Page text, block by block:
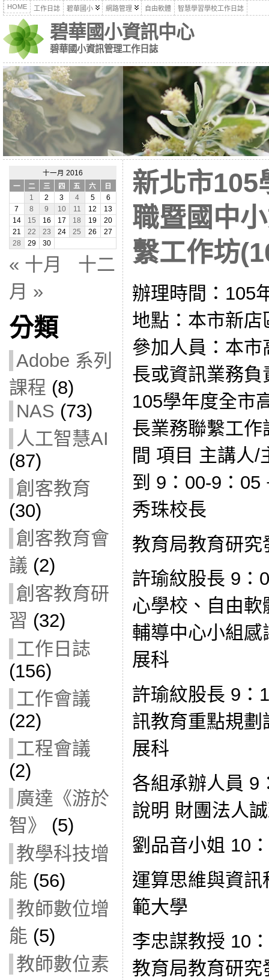
HOME 工作日誌 碧華國小 網路管理 自由軟體 智慧學習學校工作日誌
碧華國小資訊中心
碧華國小資訊管理工作日誌
十一月 2016
一
二 三 四 五 六
日
1
2 3 4 5
6
7
8 9 10 11 12
13
14
15 16 17 18 19
20
21
22 23 24 25 26
27
28
29 30
« 十月
十二
月 »
分類
Adobe 系列
課程 (8)
NAS (73)
人工智慧AI
(87)
創客教育
(30)
創客教育會
議 (2)
創客教育研
習 (32)
工作日誌
(156)
工作會議
(22)
工程會議
(2)
廣達《游於
智》
(5)
教學科技增
能 (56)
教師數位增
能 (5)
教師數位素
新北市105
職暨國中
繫工作坊
辦理時間：105
地點：本市新
參加人員：本
長或資訊業務
105學年度全市
長業務聯繫工
間 項目 主講人/
到 9：00-9：05
秀珠校長
教育局教育研究
許瑜紋股長 9：
心學校、自由
輔導中心小組
展科
許瑜紋股長 9：
訊教育重點規
展科
各組承辦人員 9
說明 財團法人
劉品音小姐 10
運算思維與資
範大學
李忠謀教授 10
教育局教育研究